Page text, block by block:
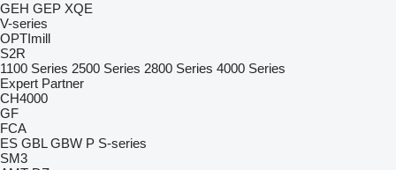
GEH GEP XQE
V-series
OPTImill
S2R
1100 Series 2500 Series 2800 Series 4000 Series
Expert Partner
CH4000
GF
FCA
ES GBL GBW P S-series
SM3